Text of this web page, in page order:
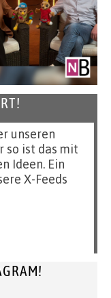
unseren
so ist das mit
Ideen. Ein
X-Feeds